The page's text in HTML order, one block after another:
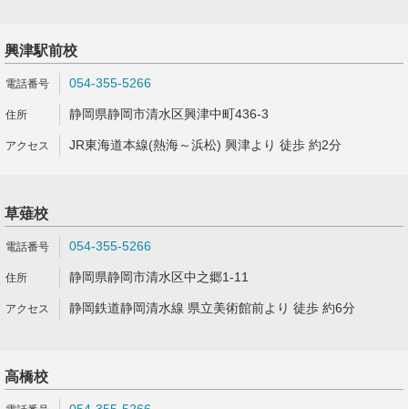
興津駅前校
054-355-5266
静岡県静岡市清水区興津中町436-3
JR東海道本線(熱海～浜松) 興津より 徒歩 約2分
草薙校
054-355-5266
静岡県静岡市清水区中之郷1-11
静岡鉄道静岡清水線 県立美術館前より 徒歩 約6分
高橋校